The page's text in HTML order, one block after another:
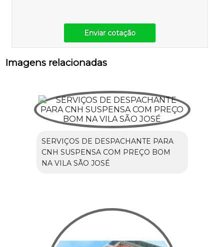
Enviar cotação
Imagens relacionadas
SERVIÇOS DE DESPACHANTE PARA
CNH SUSPENSA COM PREÇO BOM
NA VILA SÃO JOSÉ